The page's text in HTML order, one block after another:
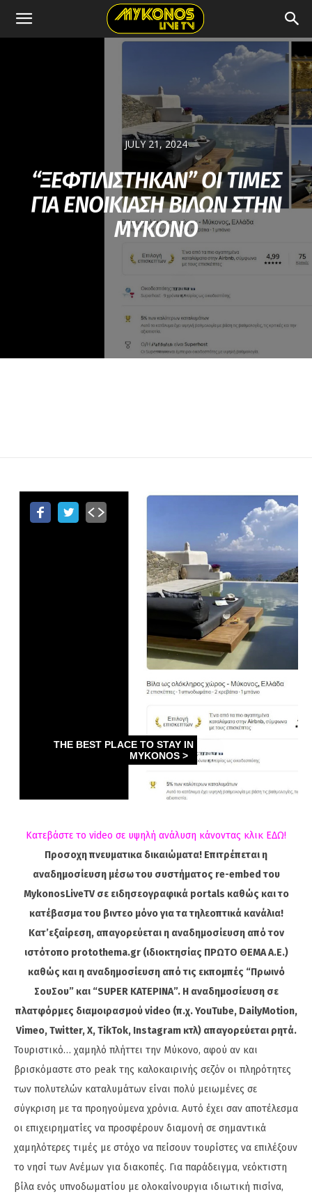
JULY 21, 2024
“ΞΕΦΤΙΛΙΣΤΗΚΑΝ” ΟΙ ΤΙΜΕΣ
ΓΙΑ ΕΝΟΙΚΙΑΣΗ ΒΙΛΩΝ ΣΤΗΝ
ΜΥΚΟΝΟ
Κατεβάστε το video σε υψηλή ανάλυση κάνοντας κλικ ΕΔΩ!
Προσοχη πνευματικα δικαιώματα! Επιτρέπεται η
αναδημοσίευση μέσω του συστήματος re-embed του
MykonosLiveTV σε ειδησεογραφικά portals καθώς και το
κατέβασμα του βιντεο μόνο για τα τηλεοπτικά κανάλια!
Κατ’εξαίρεση, απαγορεύεται η αναδημοσίευση από τον
ιστότοπο protothema.gr (ιδιοκτησίας ΠΡΩΤΟ ΘΕΜΑ A.E.)
καθώς και η αναδημοσίευση από τις εκπομπές “Πρωινό
ΣουΣου” και “SUPER ΚΑΤΕΡΙΝΑ”. Η αναδημοσίευση σε
πλατφόρμες διαμοιρασμού video (π.χ. YouTube, DailyMotion,
Vimeo, Twitter, X, TikTok, Instagram κτλ) απαγορεύεται ρητά.
Τουριστικό… χαμηλό πλήττει την Μύκονο, αφού αν και
βρισκόμαστε στο peak της καλοκαιρινής σεζόν οι πληρότητες
των πολυτελών καταλυμάτων είναι πολύ μειωμένες σε
σύγκριση με τα προηγούμενα χρόνια. Αυτό έχει σαν αποτέλεσμα
οι επιχειρηματίες να προσφέρουν διαμονή σε σημαντικά
χαμηλότερες τιμές με στόχο να πείσουν τουρίστες να επιλέξουν
το νησί των Ανέμων για διακοπές. Για παράδειγμα, νεόκτιστη
βίλα ενός υπνοδωματίου με ολοκαίνουργια ιδιωτική πισίνα,